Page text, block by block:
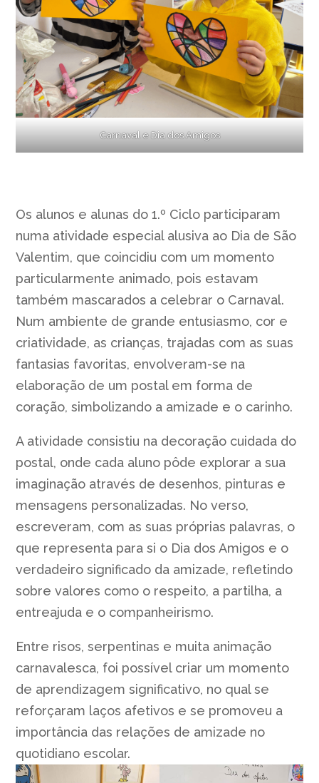
Carnaval e Dia dos Amigos
Os alunos e alunas do 1.º Ciclo participaram
numa atividade especial alusiva ao Dia de São
Valentim, que coincidiu com um momento
particularmente animado, pois estavam
também mascarados a celebrar o Carnaval.
Num ambiente de grande entusiasmo, cor e
criatividade, as crianças, trajadas com as suas
fantasias favoritas, envolveram-se na
elaboração de um postal em forma de
coração, simbolizando a amizade e o carinho.
A atividade consistiu na decoração cuidada do
postal, onde cada aluno pôde explorar a sua
imaginação através de desenhos, pinturas e
mensagens personalizadas. No verso,
escreveram, com as suas próprias palavras, o
que representa para si o Dia dos Amigos e o
verdadeiro significado da amizade, refletindo
sobre valores como o respeito, a partilha, a
entreajuda e o companheirismo.
Entre risos, serpentinas e muita animação
carnavalesca, foi possível criar um momento
de aprendizagem significativo, no qual se
reforçaram laços afetivos e se promoveu a
importância das relações de amizade no
quotidiano escolar.